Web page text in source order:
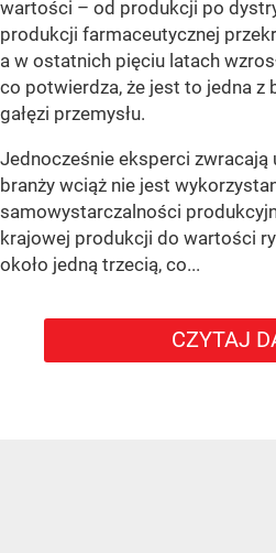
wartości – od produkcji po
produkcji farmaceutycznej
a w ostatnich pięciu latach
co potwierdza, że jest to jedna z
gałęzi przemysłu.
Jednocześnie eksperci zwracają
branży wciąż nie jest
samowystarczalności
krajowej produkcji do wartości
około jedną trzecią, co...
CZYTAJ